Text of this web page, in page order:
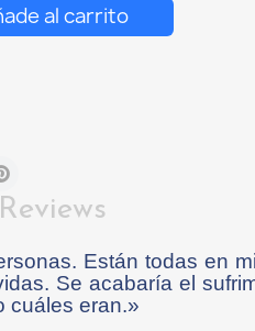
al carrito
Reviews
Están todas en
Se acabaría el
cuáles eran.»